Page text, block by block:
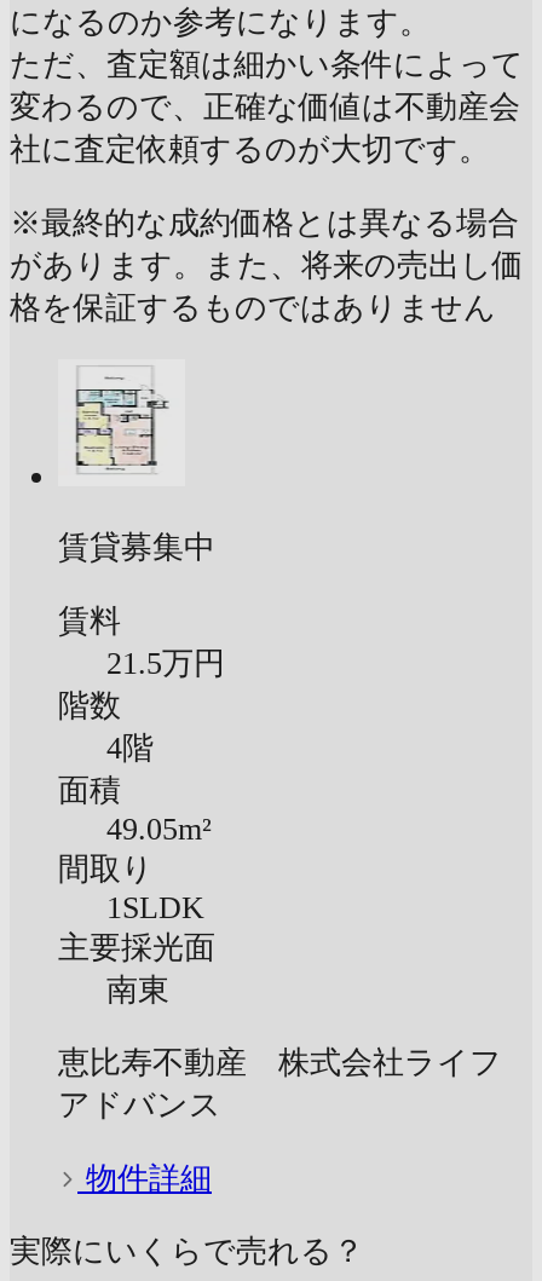
になるのか参考になります。
ただ、査定額は細かい条件によって
変わるので、正確な価値は不動産会
社に査定依頼するのが大切です。
※最終的な成約価格とは異なる場合
があります。また、将来の売出し価
格を保証するものではありません
賃貸募集中
賃料
21.5万円
階数
4階
面積
49.05m²
間取り
1SLDK
主要採光面
南東
恵比寿不動産 株式会社ライフ
アドバンス
物件詳細
実際にいくらで売れる？